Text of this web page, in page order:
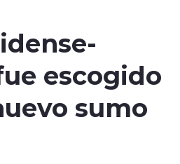
escogido
sumo